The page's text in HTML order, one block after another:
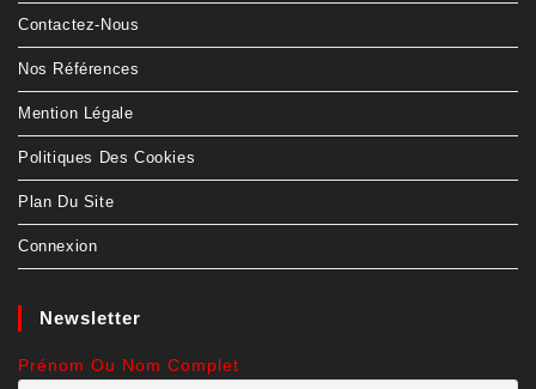
Contactez-Nous
Nos Références
Mention Légale
Politiques Des Cookies
Plan Du Site
Connexion
Newsletter
Prénom Ou Nom Complet